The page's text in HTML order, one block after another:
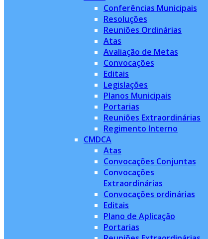
Conferências Municipais
Resoluções
Reuniões Ordinárias
Atas
Avaliação de Metas
Convocações
Editais
Legislações
Planos Municipais
Portarias
Reuniões Extraordinárias
Regimento Interno
CMDCA
Atas
Convocações Conjuntas
Convocações
Extraordinárias
Convocações ordinárias
Editais
Plano de Aplicação
Portarias